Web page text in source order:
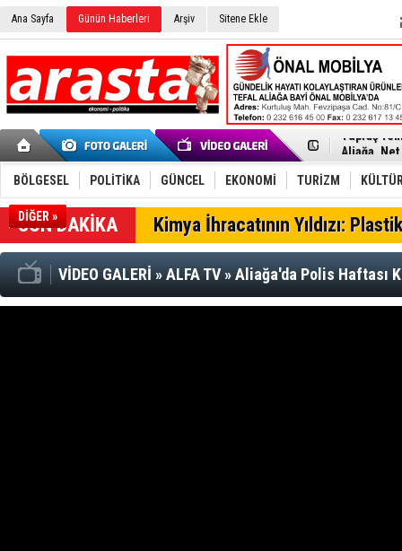
Ana Sayfa Günün Haberleri Arşiv Sitene Ekle
Aliağa'da
Alto,
Aliağa-
Yaz
Petrol-İş
Aliağa,
Tütün
Türk
taçlandırdı
Kimya
Aliağa'da
Aliağa'da
BÖLGESEL POLİTİKA GÜNCEL EKONOMİ TURİZM
DİĞER » Kimya İhracatının Yıldızı:
VİDEO GALERİ »ALFA TV»Aliağa'da Polis Haftası